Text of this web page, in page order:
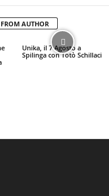
AUTHOR
Unika, il 7 Agosto a
Spilinga con Totò Schillaci